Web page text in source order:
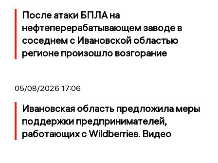
После атаки БПЛА на
нефтеперерабатывающем заводе в
соседнем с Ивановской областью
регионе произошло возгорание
05/08/2026 17:06
Ивановская область предложила меры
поддержки предпринимателей,
работающих с Wildberries. Видео